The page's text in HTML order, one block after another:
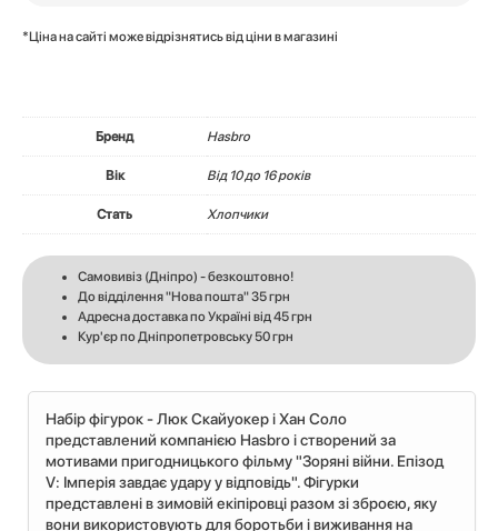
*Ціна на сайті може відрізнятись від ціни в магазині
Бренд Hasbro
Вік Вiд 10 до 16 років
Стать Хлопчики
Самовивіз (Дніпро) - безкоштовно!
До відділення "Нова пошта" 35 грн
Адресна доставка по Україні від 45 грн
Кур'єр по Дніпропетровську 50 грн
Набір фігурок - Люк Скайуокер і Хан Соло
представлений компанією Hasbro і створений за
мотивами пригодницького фільму "Зоряні війни. Епізод
V: Імперія завдає удару у відповідь". Фігурки
представлені в зимовій екіпіровці разом зі зброєю, яку
вони використовують для боротьби і виживання на